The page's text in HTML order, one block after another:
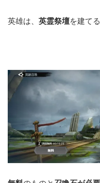
英雄は、 英霊祭壇を建て